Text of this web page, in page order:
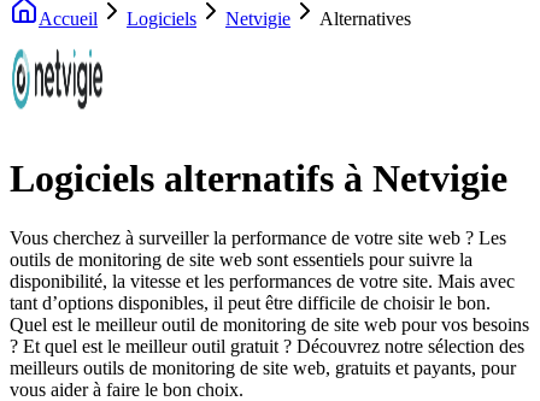
Accueil Logiciels Netvigie Alternatives
Logiciels alternatifs à Netvigie
Vous cherchez à surveiller la performance de votre site web ? Les
outils de monitoring de site web sont essentiels pour suivre la
disponibilité, la vitesse et les performances de votre site. Mais avec
tant d’options disponibles, il peut être difficile de choisir le bon.
Quel est le meilleur outil de monitoring de site web pour vos besoins
? Et quel est le meilleur outil gratuit ? Découvrez notre sélection des
meilleurs outils de monitoring de site web, gratuits et payants, pour
vous aider à faire le bon choix.